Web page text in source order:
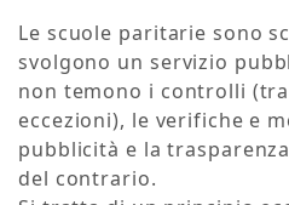
Le scuole paritarie sono
svolgono un servizio
non temono i controlli
eccezioni), le verifiche e
pubblicità e la
del contrario.